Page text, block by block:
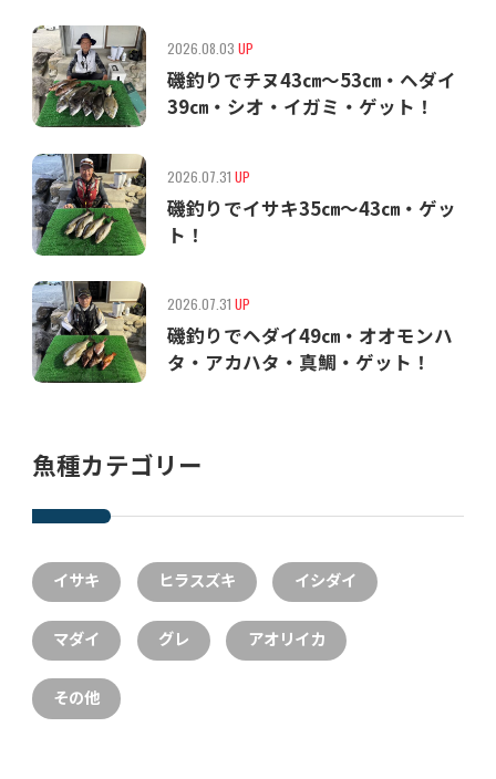
2026.08.03 UP
磯釣りでチヌ43㎝〜53㎝・ヘダイ
39㎝・シオ・イガミ・ゲット！
2026.07.31 UP
磯釣りでイサキ35㎝〜43㎝・ゲッ
ト！
2026.07.31 UP
磯釣りでヘダイ49㎝・オオモンハ
タ・アカハタ・真鯛・ゲット！
魚種カテゴリー
イサキ ヒラスズキ イシダイ
マダイ グレ アオリイカ
その他